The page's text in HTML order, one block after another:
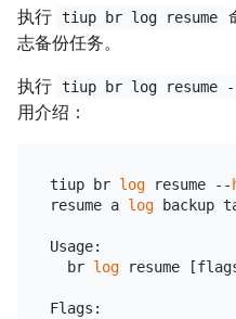
执行 tiup br log resume
志备份任务。
执行 tiup br log resume
用介绍：
tiup br log resume --
resume a log backup
Usage:
  br
log resume
Flags: